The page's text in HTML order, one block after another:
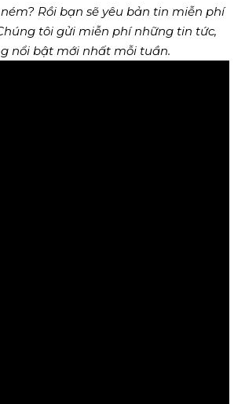
Rồi bạn sẽ yêu bản tin miễn phí
tôi gửi miễn phí những tin tức,
nổi bật mới nhất mỗi tuần.